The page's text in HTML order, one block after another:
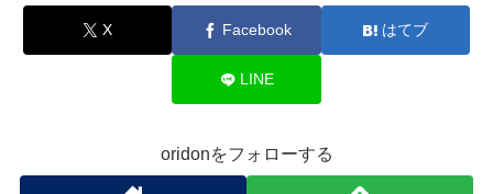
X Facebook はてブ
LINE
oridonをフォローする